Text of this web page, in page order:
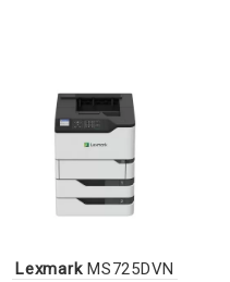
LexmarkMS725DVN